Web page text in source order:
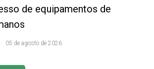
de equipamentos de
05 de agosto de 2026